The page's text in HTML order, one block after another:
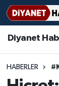
Diyanet
HABERLER
Adana
Bir
Bir
Aile
Aylık
İmam
Hadis-i
Hayat
Hava